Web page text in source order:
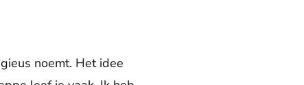
noemt. Het idee